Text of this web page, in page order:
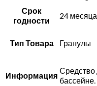
Срок
годности
24 месяца
Тип Товара Гранулы
Информация
Средство
бассейне.